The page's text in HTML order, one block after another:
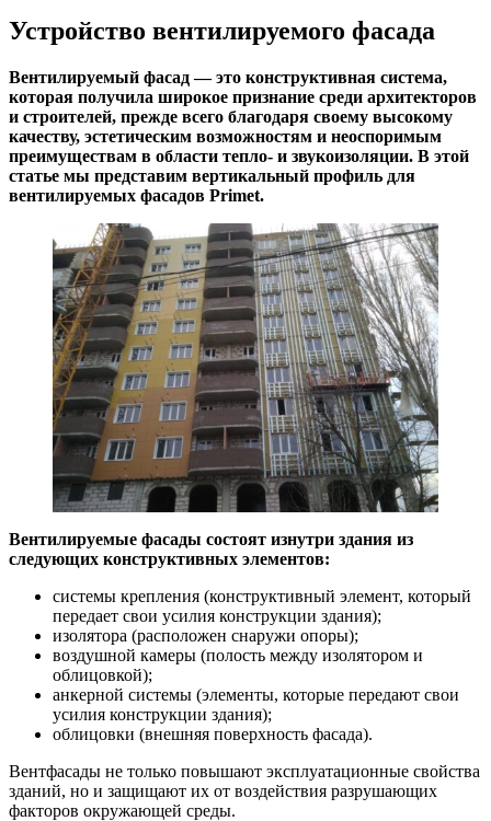
Устройство вентилируемого фасада
Вентилируемый фасад — это конструктивная система,
которая получила широкое признание среди архитекторов
и строителей, прежде всего благодаря своему высокому
качеству, эстетическим возможностям и неоспоримым
преимуществам в области тепло- и звукоизоляции. В этой
статье мы представим вертикальный профиль для
вентилируемых фасадов Primet.
Вентилируемые фасады состоят изнутри здания из
следующих конструктивных элементов:
системы крепления (конструктивный элемент, который
передает свои усилия конструкции здания);
изолятора (расположен снаружи опоры);
воздушной камеры (полость между изолятором и
облицовкой);
анкерной системы (элементы, которые передают свои
усилия конструкции здания);
облицовки (внешняя поверхность фасада).
Вентфасады не только повышают эксплуатационные свойства
зданий, но и защищают их от воздействия разрушающих
факторов окружающей среды.